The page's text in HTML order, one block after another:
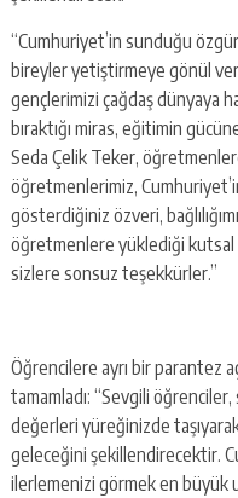
“Cumhuriyet’in sunduğu
bireyler yetiştirmeye gönül
gençlerimizi çağdaş dünyaya
bıraktığı miras, eğitimin
Seda Çelik Teker,
öğretmenlerimiz,
gösterdiğiniz özveri,
öğretmenlere yüklediği
sizlere sonsuz teşekkürler.”
Öğrencilere ayrı bir parantez
tamamladı: “Sevgili
değerleri yüreğinizde
geleceğini şekillendirecektir.
ilerlemenizi görmek en büyük